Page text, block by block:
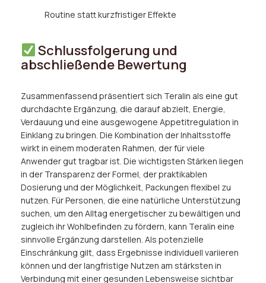
Routine statt kurzfristiger Effekte
Schlussfolgerung und
abschließende Bewertung
Zusammenfassend präsentiert sich Teralin als eine gut
durchdachte Ergänzung, die darauf abzielt, Energie,
Verdauung und eine ausgewogene Appetitregulation in
Einklang zu bringen. Die Kombination der Inhaltsstoffe
wirkt in einem moderaten Rahmen, der für viele
Anwender gut tragbar ist. Die wichtigsten Stärken liegen
in der Transparenz der Formel, der praktikablen
Dosierung und der Möglichkeit, Packungen flexibel zu
nutzen. Für Personen, die eine natürliche Unterstützung
suchen, um den Alltag energetischer zu bewältigen und
zugleich ihr Wohlbefinden zu fördern, kann Teralin eine
sinnvolle Ergänzung darstellen. Als potenzielle
Einschränkung gilt, dass Ergebnisse individuell variieren
können und der langfristige Nutzen am stärksten in
Verbindung mit einer gesunden Lebensweise sichtbar